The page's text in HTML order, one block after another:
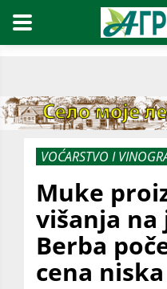
VOĆARSTVO I
Muke
višanja na
Berba
cena niska